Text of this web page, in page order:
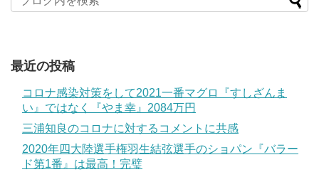
最近の投稿
コロナ感染対策をして2021一番マグロ『すしざんま
い』ではなく『やま幸』2084万円
三浦知良のコロナに対するコメントに共感
2020年四大陸選手権羽生結弦選手のショパン『バラー
ド第1番』は最高！完璧